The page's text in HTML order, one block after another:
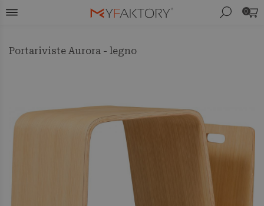
0
Portariviste Aurora - legno